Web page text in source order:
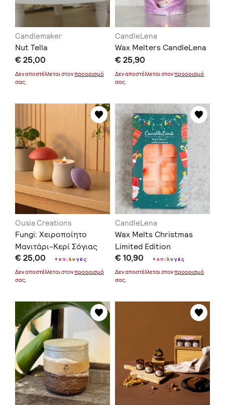
Candlemaker
Nut Tella
€ 25,00
Δεν αποστέλλεται στονπροορισμό
σας.
CandleLena
Wax Melters CandleLena
€ 25,90
Δεν αποστέλλεται στονπροορισμό
σας.
Ousia Creations
Fungi: Χειροποίητο
Μανιτάρι-Κερί Σόγιας
€ 25,00 +επιλογές
Δεν αποστέλλεται στονπροορισμό
σας.
CandleLena
Wax Melts Christmas
Limited Edition
€ 10,90 +επιλογές
Δεν αποστέλλεται στονπροορισμό
σας.